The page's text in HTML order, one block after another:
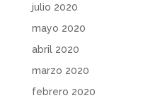
julio 2020
mayo 2020
abril 2020
marzo 2020
febrero 2020